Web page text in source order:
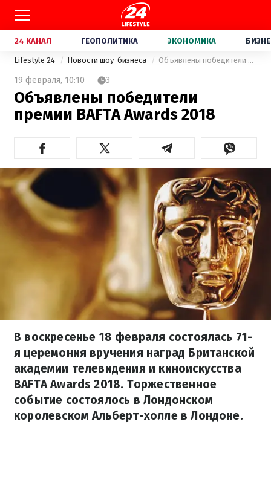
24 КАНАЛ ГЕОПОЛИТИКА ЭКОНОМИКА
Lifestyle 24 Новости шоу-бизнеса Объявлены победители премии BAFTA Awards 2018
19 февраля, 10:10 3
Объявлены победители
премии BAFTA Awards 2018
В воскресенье 18 февраля состоялась 71-
я церемония вручения наград Британской
академии телевидения и киноискусства
BAFTA Awards 2018. Торжественное
событие состоялось в Лондонском
королевском Альберт-холле в Лондоне.